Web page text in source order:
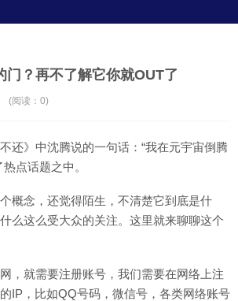
门？再不了解它你就OUT了
(阅读：0)
还》中沈腾说的一句话：“我在元宇宙倒腾
点话题之中。
概念，还觉得陌生，不清楚它到底是什
么这么受大众的关注。这里就来聊聊这个
，就需要注册账号，我们需要在网络上注
IP，比如QQ号码，微信号，各类网络账号